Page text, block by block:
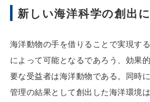
新しい海洋科学の創出
海洋動物の手を借りることで実現す
によって可能となるであろう、効果
要な受益者は海洋動物である。同時
管理の結果として創出した海洋環境